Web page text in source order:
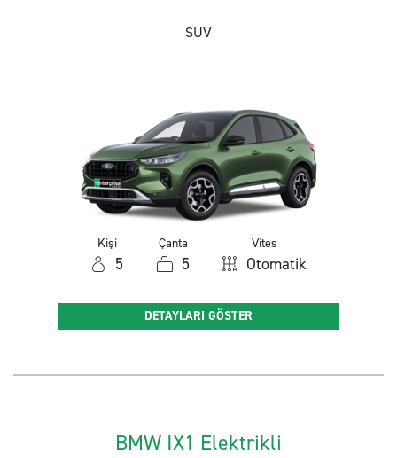
SUV
Kişi
5
Çanta
5
Vites
Otomatik
DETAYLARI GÖSTER
BMW IX1 Elektrikli